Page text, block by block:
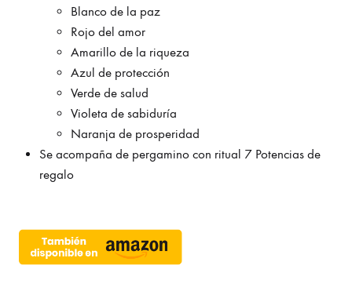
Blanco de la paz
Rojo del amor
Amarillo de la riqueza
Azul de protección
Verde de salud
Violeta de sabiduría
Naranja de prosperidad
Se acompaña de pergamino con ritual 7 Potencias de
regalo